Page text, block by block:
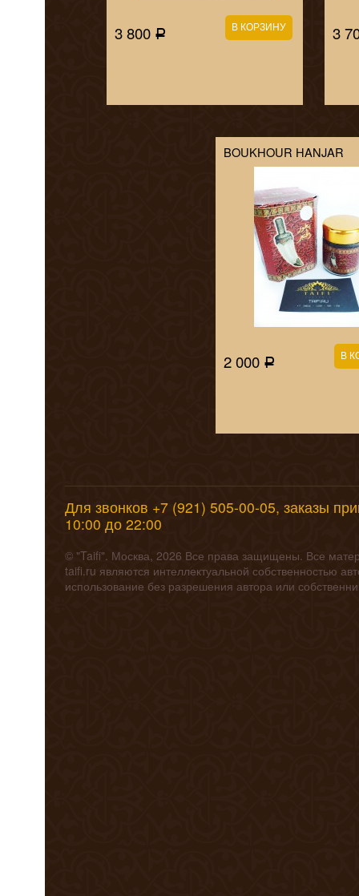
3 800 Р 3
BOUKHOUR HANJAR
2 000 Р
Для звонков +7 (921) 505-00-05, заказы
10:00 до 22:00
© "Taifi". Москва, 2026 Все права защищены. Все
taifi.ru являются интеллектуальной собственностью
использование без разрешения автора или